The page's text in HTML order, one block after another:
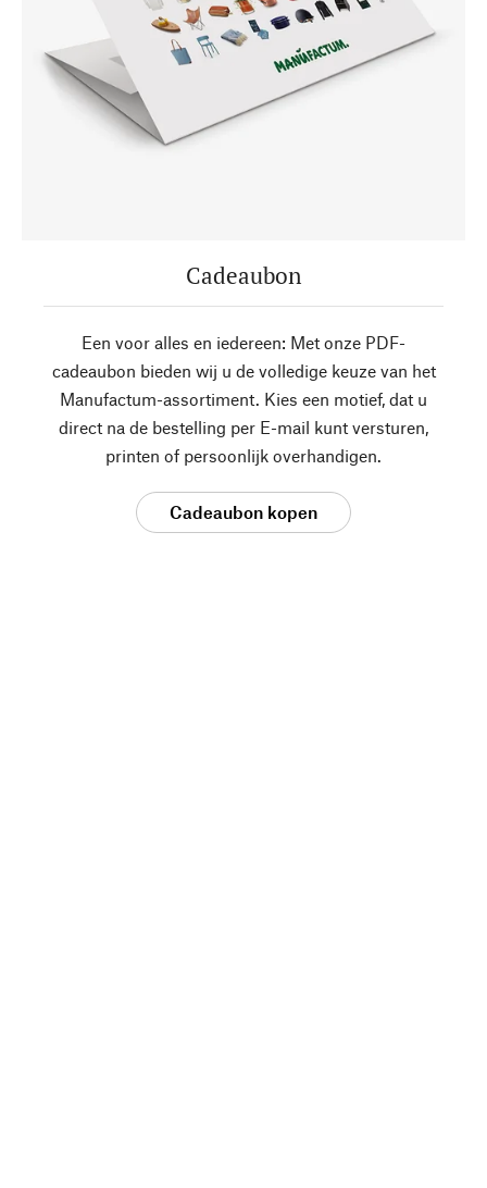
Cadeaubon
Een voor alles en iedereen: Met onze PDF-
cadeaubon bieden wij u de volledige keuze van het
Manufactum-assortiment. Kies een motief, dat u
direct na de bestelling per E-mail kunt versturen,
printen of persoonlijk overhandigen.
Cadeaubon kopen